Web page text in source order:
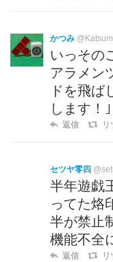
かつみ
いっその
アラメン
ドを飛ば
します！
返信
セツヤ零四
半年遊戯
ってた烙
半が禁止
機能不全
返信